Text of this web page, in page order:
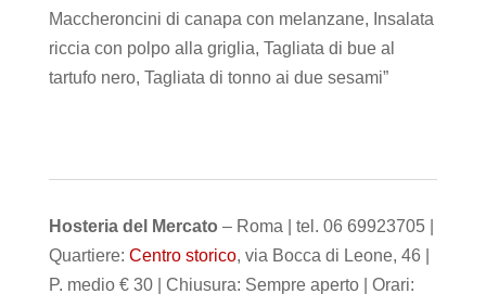
Maccheroncini di canapa con melanzane, Insalata
riccia con polpo alla griglia, Tagliata di bue al
tartufo nero, Tagliata di tonno ai due sesami”
Hosteria del Mercato – Roma | tel. 06 69923705 |
Quartiere: Centro storico, via Bocca di Leone, 46 |
P. medio € 30 | Chiusura: Sempre aperto | Orari: